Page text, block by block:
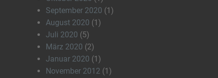
September 2020 (1)
August 2020 (1)
Juli 2020 (5)
März 2020 (2)
Januar 2020 (1)
November 2012 (1)